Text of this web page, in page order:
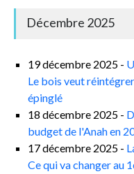
Décembre 2025
19 décembre 2025 -
Le bois veut
épinglé
18 décembre 2025 -
budget de l'Anah en
17 décembre 2025 -
Ce qui va changer au